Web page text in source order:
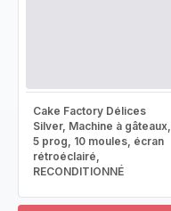
Cake Factory Délices
Silver, Machine à gâteaux,
5 prog, 10 moules, écran
rétroéclairé,
RECONDITIONNÉ